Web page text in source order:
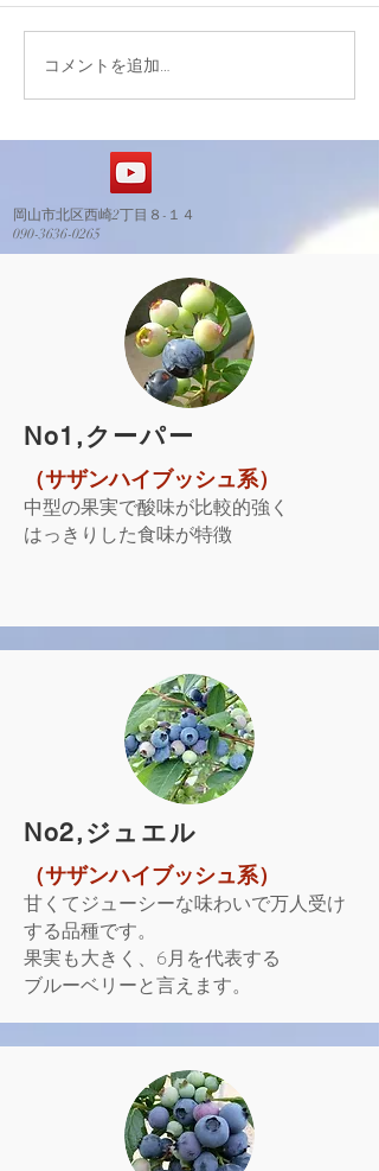
定植エリアの造成ステー
ジに進んでいます。
コメントを追加…
岡山市北区西崎2丁目８-１４
​090-3636-0265
​No1,クーパー
（サザンハイブッシュ系）
中型の果実で酸味が比較的強く
はっきりした食味が特徴
​No2,ジュエル
（サザンハイブッシュ系）
甘くてジューシーな味わいで万人受け
する品種です。
果実も大きく、6月を代表する
ブルーベリーと言えます。